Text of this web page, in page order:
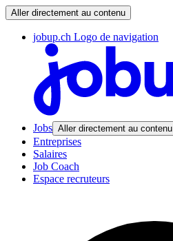
Aller directement au contenu
jobup.ch Logo de navigation
Jobs Aller directement au contenu
Entreprises
Salaires
Job Coach
Espace recruteurs